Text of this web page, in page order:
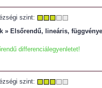
szint:
» Elsőrendű, lineáris,
differenciálegyenletet!
szint: